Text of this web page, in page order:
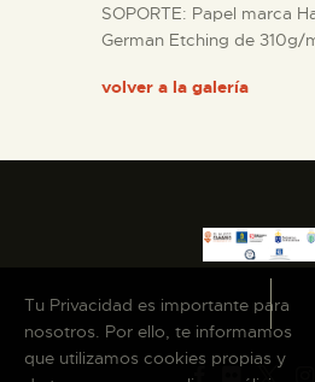
SOPORTE: Papel marca
German Etching de 310g/
volver a la galería
Tu Privacidad es importante para
nosotros. Por ello, te informamos
que utilizamos cookies propias y